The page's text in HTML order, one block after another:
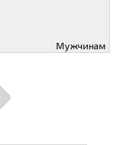
Мужчинам